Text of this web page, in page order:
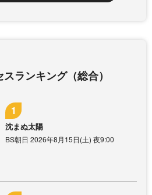
ランキング（総合）
沈まぬ太陽
BS朝日 2026年8月15日(土) 夜9:00